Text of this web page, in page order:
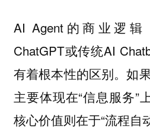
AI Agent的商业逻
ChatGPT或传统AI
有着根本性的区别。如
主要体现在“信息服务”
核心价值则在于“流程自动